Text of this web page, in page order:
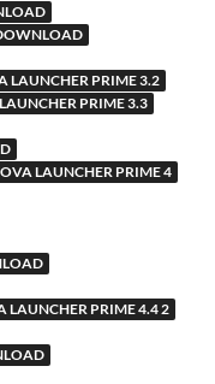
LAUNCHER PRIME 3.2
PRIME 3.3
LAUNCHER PRIME 4
LAUNCHER PRIME 4.4 2